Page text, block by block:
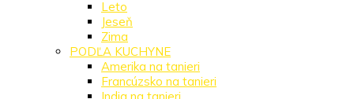
Leto
Jeseň
Zima
PODĽA KUCHYNE
Amerika na tanieri
Francúzsko na tanieri